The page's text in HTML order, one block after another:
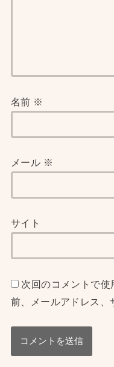
名前 ※
メール ※
サイト
次回のコメントで使
前、メールアドレス、